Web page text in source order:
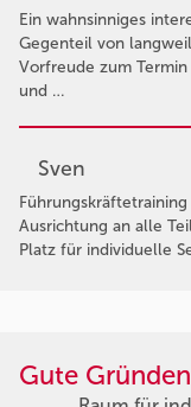
Ein wahnsinniges
Gegenteil von
Vorfreude zum
und …
Sven
Ausrichtung an alle
Platz für individuelle
Gute